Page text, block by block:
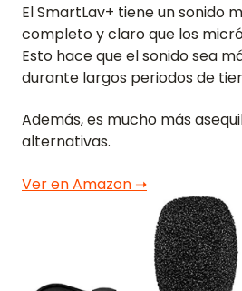
El SmartLav+ tiene un sonido
completo y claro que los
Esto hace que el sonido sea
durante largos periodos de
Además, es mucho más
alternativas.
Ver en Amazon ➝